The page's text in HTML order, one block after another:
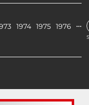
1974 1975 1976 …